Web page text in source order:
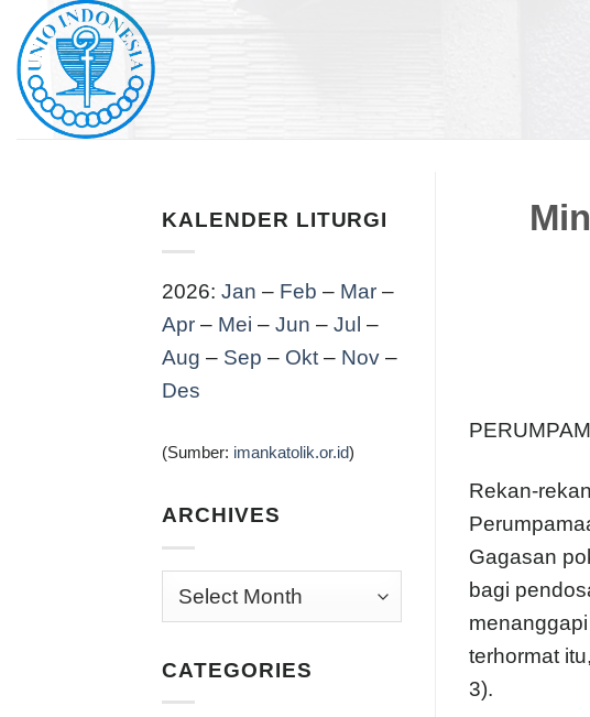
Skip
content
KALENDER LITURGI
2026: Jan – Feb – Mar –
Apr – Mei – Jun – Jul –
Aug – Sep – Okt – Nov –
Des
(Sumber: imankatolik.or.id)
ARCHIVES
Archives
CATEGORIES
Rekan-
Gagasan
bagi
terhormat
3).